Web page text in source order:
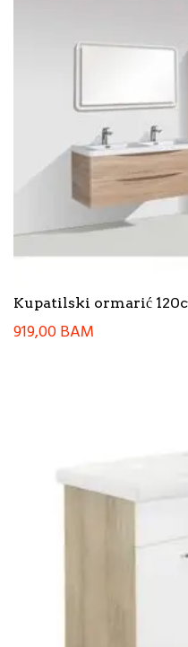
Kupatilski ormarić
919,00BAM